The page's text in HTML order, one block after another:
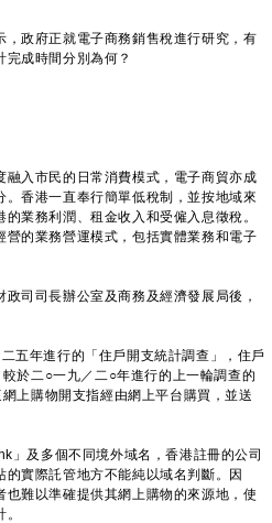
，政府正就電子商務銷售稅進行研究，有
成時間分別為何？
入市民的日常消費模式，電子商貿亦成
香港一直奉行簡單低稅制，並按地域來
業務利潤、租金收入和受僱入息徵稅。
的業務營運模式，包括實體業務和電子
司司長辦公室及商務及經濟發展局後，
五年進行的「住戶開支統計調查」，住戶
於二○一九／二○年進行的上一輪調查的
上購物開支指經由網上平台購買，並送
及多個不同境外域名，香港註冊的公司
實際託管地方不能純以域名判斷。因
難以準確提供其網上購物的來源地，使